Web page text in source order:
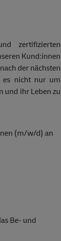
zertifizierten
Kund:innen
der nächsten
es nicht nur um
und ihr Leben zu
(m/w/d) an
Be- und